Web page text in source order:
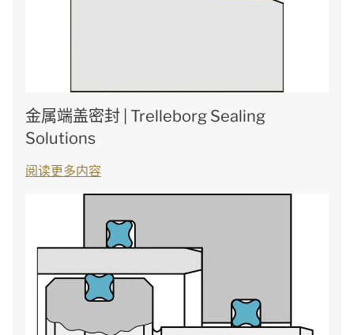
金属端盖密封 | Trelleborg Sealing
Solutions
阅读更多内容